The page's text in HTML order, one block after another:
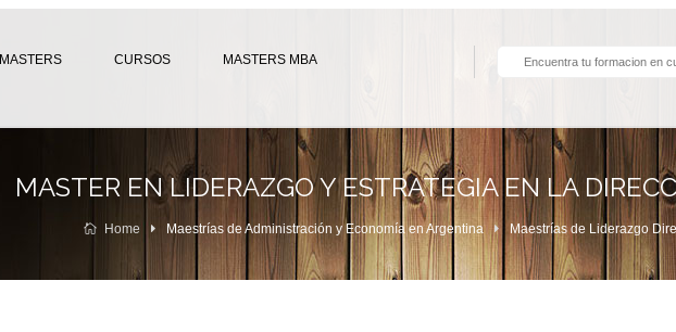
MASTERS CURSOS MASTERS MBA
MASTER EN LIDERAZGO Y ESTRATEGIA EN LA
Home Maestrías de Administración y Economía en Argentina Maestrías de Liderazgo